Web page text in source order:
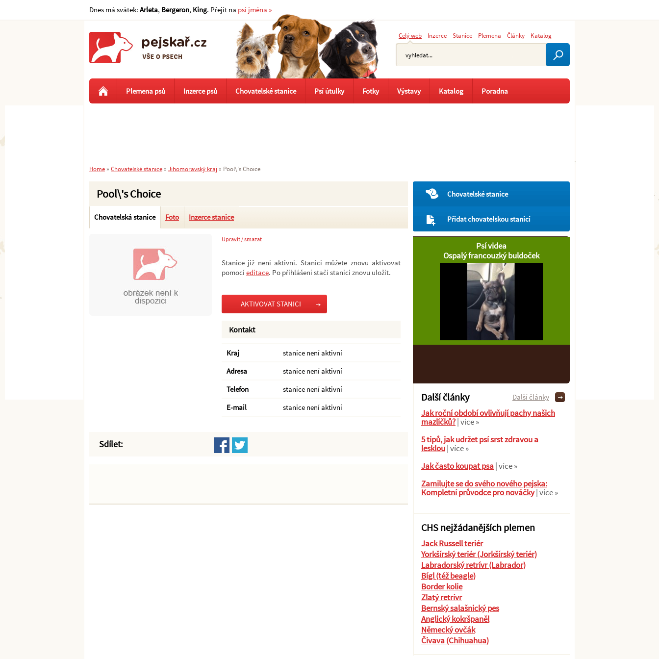
Pool\'s Choice
Chovatelská stanice Foto Inzerce stanice
Upravit / smazat
Stanice již není aktivní. Stanici můžete znovu aktivovat
pomocíeditace. Po přihlášení stačí stanici znovu uložit.
AKTIVOVAT STANICI
Kontakt
Kraj
stanice není aktivní
Adresa
stanice není aktivní
Telefon
stanice není aktivní
E-mail
stanice není aktivní
Sdílet:
Chovatelské stanice
Přidat chovatelskou stanici
Psí videa
Ospalý francouzký buldoček
Další články
Jak roční období ovlivňují pachy našich
mazlíčků?| více »
5 tipů, jak udržet psí srst zdravou a
lesklou| více »
Jak často koupat psa| více »
Zamilujte se do svého nového pejska:
Kompletní průvodce pro nováčky| více »
Další články
CHS nejžádanějších plemen
Jack Russell teriér
Yorkšírský teriér (Jorkšírský teriér)
Labradorský retrívr (Labrador)
Bígl (též beagle)
Border kolie
Zlatý retrívr
Bernský salašnický pes
Anglický kokršpaněl
Německý ovčák
Čivava (Chihuahua)
Celý web Inzerce Stanice Plemena Články Katalog
Plemena psů Inzerce psů Chovatelské stanice Psí útulky Fotky Výstavy Katalog Poradna
Home » Chovatelské stanice » Jihomoravský kraj » Pool\'s Choice
Dnes má svátek: Arleta, Bergeron, King. Přejít na psí jména »